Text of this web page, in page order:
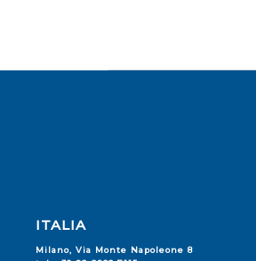
ITALIA
Milano, Via Monte Napoleone 8